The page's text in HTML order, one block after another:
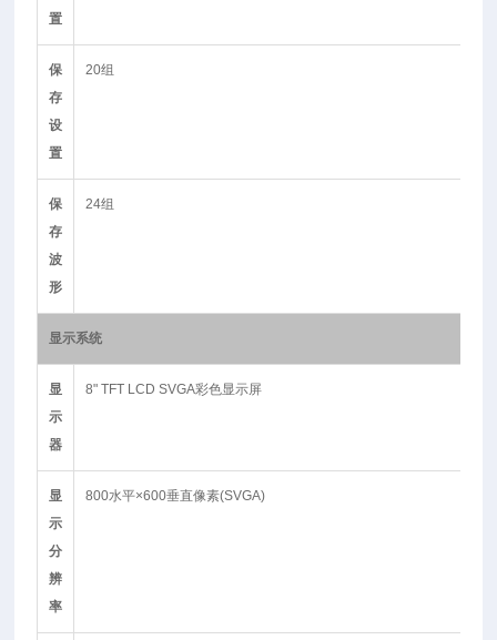
置
保
存
设
置
20组
保
存
波
形
24组
显示系统
显
示
器
8" TFT LCD SVGA彩色显示屏
显
示
分
辨
率
800水平×600垂直像素(SVGA)